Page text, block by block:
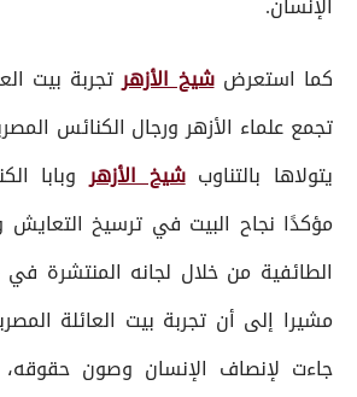
كما استعرضشيخ الأزهرتجربة بيت
تجمع علماء الأزهر ورجال الكنائس
يتولاها بالتناوبشيخ الأزهروبابا
مؤكدًا نجاح البيت في ترسيخ التعايش
الطائفية من خلال لجانه المنتشرة
مشيرا إلى أن تجربة بيت العائلة
جاءت لإنصاف الإنسان وصون